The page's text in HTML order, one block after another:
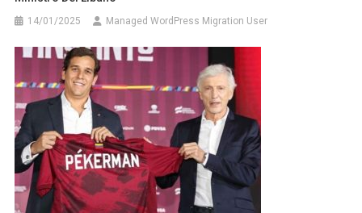
14/01/2025 Managed WordPress Migration User